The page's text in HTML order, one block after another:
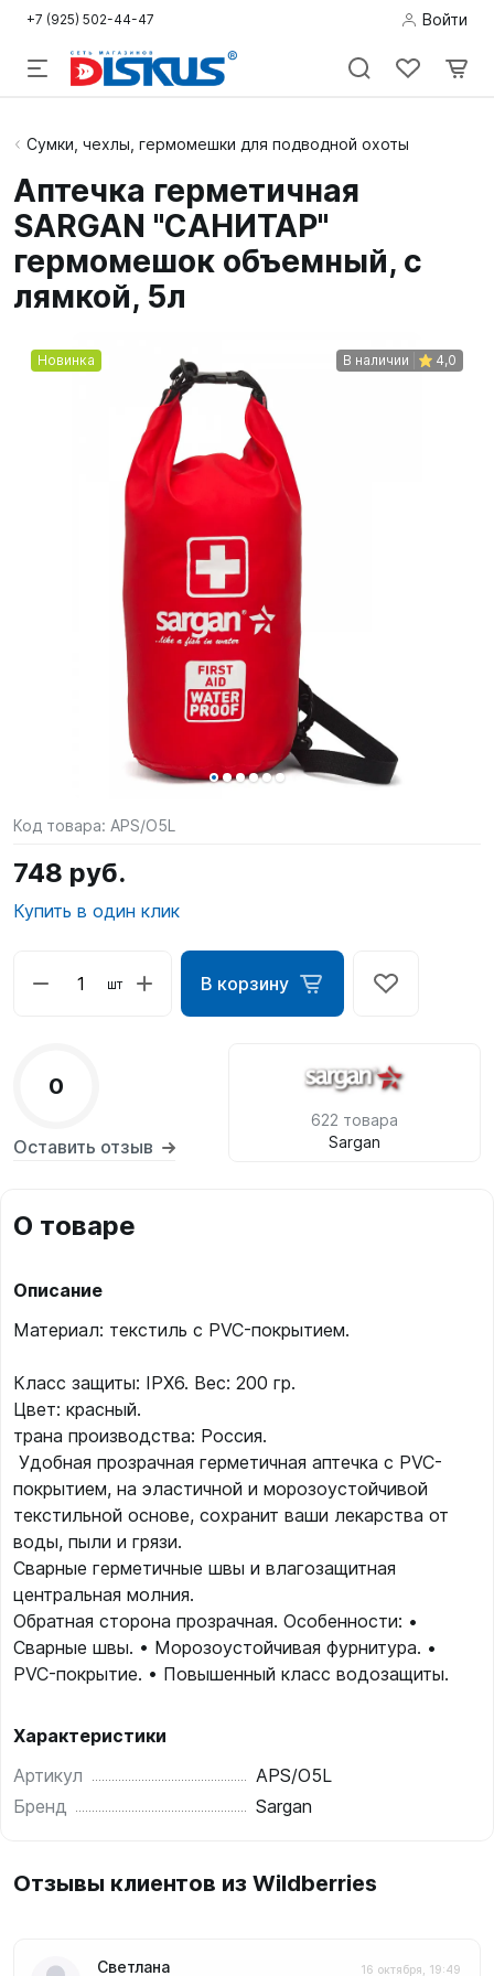
+7 (925) 502-44-47 Войти
Подводная
Дайвинг
Снорклинг /
Пляж
Фридайвинг
Подарочные
Сумки, чехлы, гермомешки для подводной охоты
Аптечка герметичная
SARGAN "САНИТАР"
гермомешок объемный, с
лямкой, 5л
Новинка В наличии 4,0
Код товара: APS/O5L
748 руб.
Купить в один клик
шт В корзину
0
Оставить отзыв
622 товара
Sargan
О товаре
Описание
Материал: текстиль с PVC-покрытием.
Класс защиты: IPX6. Вес: 200 гр.
Цвет: красный.
трана производства: Россия.
Удобная прозрачная герметичная аптечка с PVC-
покрытием, на эластичной и морозоустойчивой
текстильной основе, сохранит ваши лекарства от
воды, пыли и грязи.
Сварные герметичные швы и влагозащитная
центральная молния.
Обратная сторона прозрачная. Особенности: •
Сварные швы. • Морозоустойчивая фурнитура. •
PVC-покрытие. • Повышенный класс водозащиты.
Характеристики
Артикул
APS/O5L
Бренд
Sargan
Отзывы клиентов из Wildberries
Светлана 16 октября, 19:49